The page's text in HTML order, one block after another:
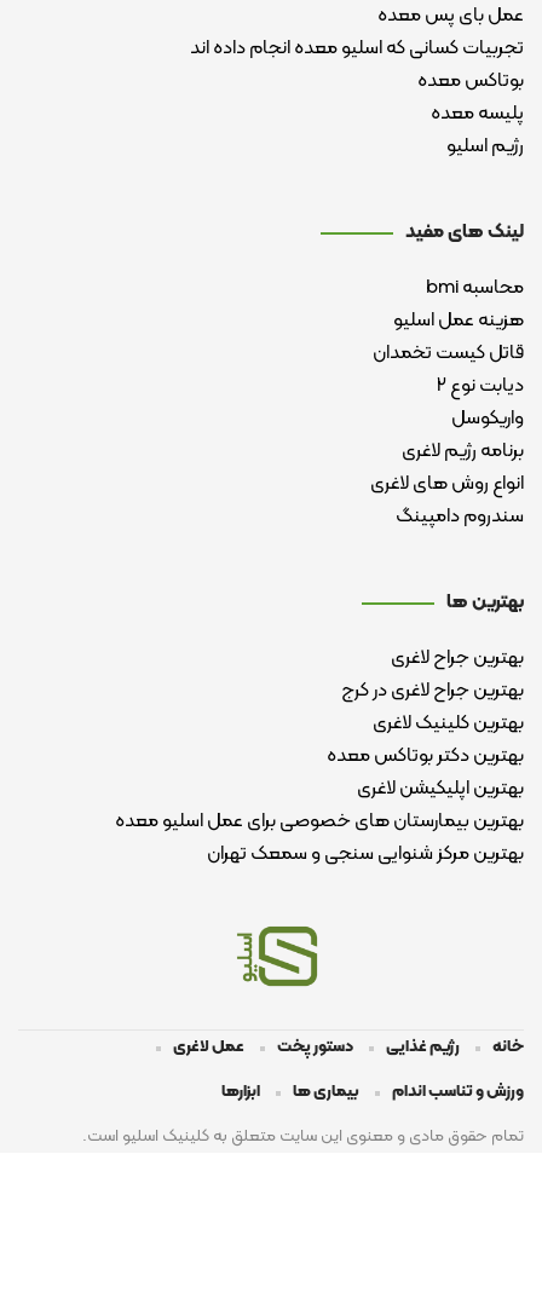
عمل بای پس معده
تجربیات کسانی که اسلیو معده انجام داده اند
بوتاکس معده
پلیسه معده
رژیم اسلیو
لینک های مفید
محاسبه bmi
هزینه عمل اسلیو
قاتل کیست تخمدان
دیابت نوع ۲
واریکوسل
برنامه رژیم لاغری
انواع روش های لاغری
سندروم دامپینگ
بهترین ها
بهترین جراح لاغری
بهترین جراح لاغری در کرج
بهترین کلینیک لاغری
بهترین دکتر بوتاکس معده
بهترین اپلیکیشن لاغری
بهترین بیمارستان های خصوصی برای عمل اسلیو معده
بهترین مرکز شنوایی سنجی و سمعک تهران
خانه رژیم غذایی دستور پخت
عمل لاغری
ورزش و تناسب اندام
بیماری ها
ابزارها
تمام حقوق مادی و معنوی این سایت متعلق به کلینیک اسلیو است.